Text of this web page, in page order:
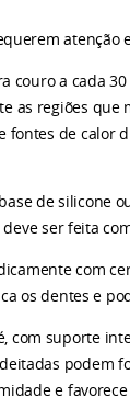
couro a cada
regiões que
fontes de calor
de silicone
ser feita
com
os dentes e
com suporte
podem
e